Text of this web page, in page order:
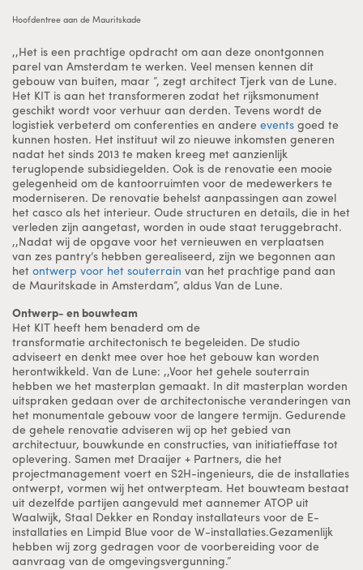
Hoofdentree aan de Mauritskade
,,Het is een prachtige opdracht om aan deze onontgonnen
parel van Amsterdam te werken. Veel mensen kennen dit
gebouw van buiten, maar ”, zegt architect Tjerk van de Lune.
Het KIT is aan het transformeren zodat het rijksmonument
geschikt wordt voor verhuur aan derden. Tevens wordt de
logistiek verbeterd om conferenties en andere events goed te
kunnen hosten. Het instituut wil zo nieuwe inkomsten generen
nadat het sinds 2013 te maken kreeg met aanzienlijk
teruglopende subsidiegelden. Ook is de renovatie een mooie
gelegenheid om de kantoorruimten voor de medewerkers te
moderniseren. De renovatie behelst aanpassingen aan zowel
het casco als het interieur. Oude structuren en details, die in het
verleden zijn aangetast, worden in oude staat teruggebracht.
,,Nadat wij de opgave voor het vernieuwen en verplaatsen
van zes pantry’s hebben gerealiseerd, zijn we begonnen aan
het ontwerp voor het souterrain van het prachtige pand aan
de Mauritskade in Amsterdam”, aldus Van de Lune.
Ontwerp- en bouwteam
Het KIT heeft hem benaderd om de
transformatie architectonisch te begeleiden. De studio
adviseert en denkt mee over hoe het gebouw kan worden
herontwikkeld. Van de Lune: ,,Voor het gehele souterrain
hebben we het masterplan gemaakt. In dit masterplan worden
uitspraken gedaan over de architectonische veranderingen van
het monumentale gebouw voor de langere termijn. Gedurende
de gehele renovatie adviseren wij op het gebied van
architectuur, bouwkunde en constructies, van initiatieffase tot
oplevering. Samen met Draaijer + Partners, die het
projectmanagement voert en S2H-ingenieurs, die de installaties
ontwerpt, vormen wij het ontwerpteam. Het bouwteam bestaat
uit dezelfde partijen aangevuld met aannemer ATOP uit
Waalwijk, Staal Dekker en Ronday installateurs voor de E-
installaties en Limpid Blue voor de W-installaties.Gezamenlijk
hebben wij zorg gedragen voor de voorbereiding voor de
aanvraag van de omgevingsvergunning.”